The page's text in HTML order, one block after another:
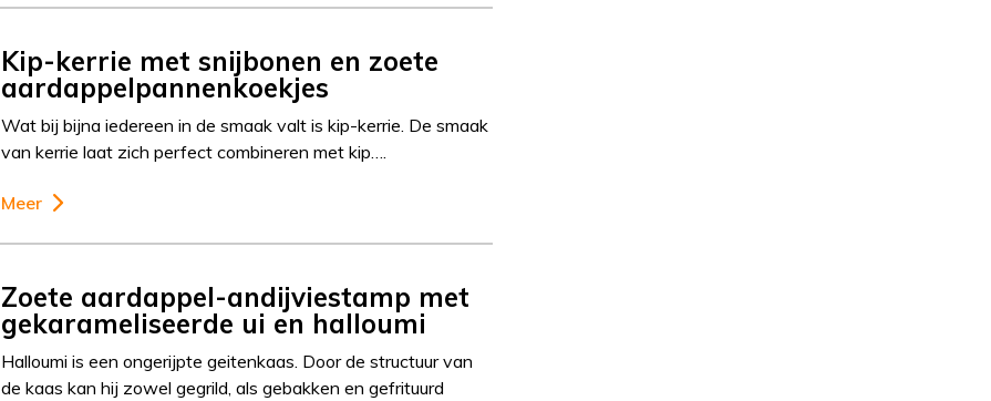
Kip-kerrie met snijbonen en zoete
aardappelpannenkoekjes
Wat bij bijna iedereen in de smaak valt is kip-kerrie. De smaak
van kerrie laat zich perfect combineren met kip….
Meer
Zoete aardappel-andijviestamp met
gekarameliseerde ui en halloumi
Halloumi is een ongerijpte geitenkaas. Door de structuur van
de kaas kan hij zowel gegrild, als gebakken en gefrituurd